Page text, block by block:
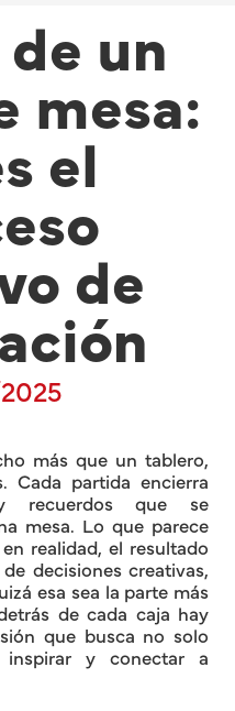
un
mesa:
el
de
más que un tablero,
Cada partida encierra
y recuerdos que se
mesa. Lo que parece
realidad, el resultado
decisiones creativas,
esa sea la parte más
de cada caja hay
que busca no solo
inspirar y conectar a